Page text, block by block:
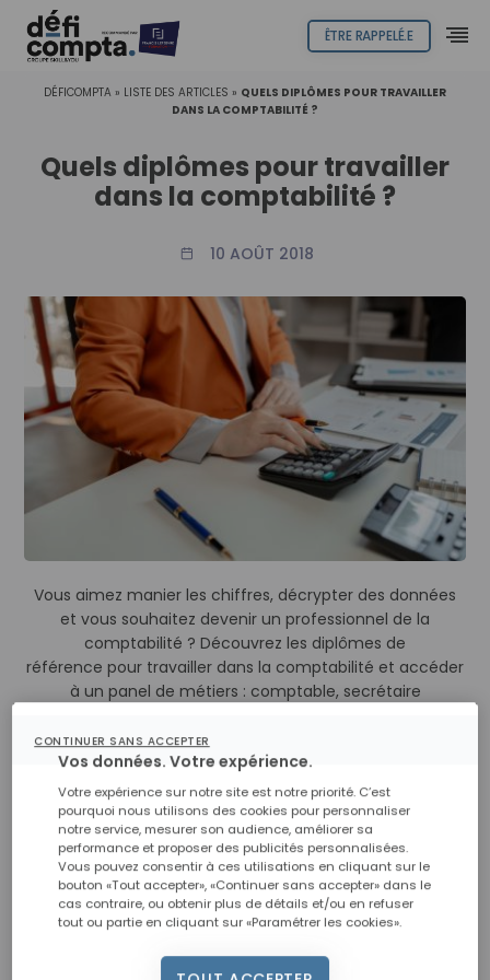
ÊTRE RAPPELÉ.E
DÉFICOMPTA » LISTE DES ARTICLES » QUELS DIPLÔMES POUR TRAVAILLER
DANS LA COMPTABILITÉ ?
Quels diplômes pour travailler
dans la comptabilité ?
10 AOÛT 2018
Vous aimez manier les chiffres, décrypter des données
et vous souhaitez devenir un professionnel de la
comptabilité ? Découvrez les diplômes de
référence pour travailler dans la comptabilité et accéder
à un panel de métiers : comptable, secrétaire
Les diplômes en comptabilité
De nombreux diplômes préparent aux métiers de la
comptabilité :
LeBTS Comptabilité Gestion (BTS CG):
principalement axé sur la gestion d’entreprise, ce
l’économie, au droit, à la gestion et à la
CONTINUER SANS ACCEPTER
Vos données. Votre expérience.
Votre expérience sur notre site est notre priorité. C’est
pourquoi nous utilisons des cookies pour personnaliser
notre service, mesurer son audience, améliorer sa
performance et proposer des publicités personnalisées.
Vous pouvez consentir à ces utilisations en cliquant sur le
bouton «Tout accepter», «Continuer sans accepter» dans le
cas contraire, ou obtenir plus de détails et/ou en refuser
tout ou partie en cliquant sur «Paramétrer les cookies».